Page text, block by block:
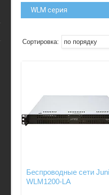
WLM серия
Беспроводные сети
WLM1200-LA